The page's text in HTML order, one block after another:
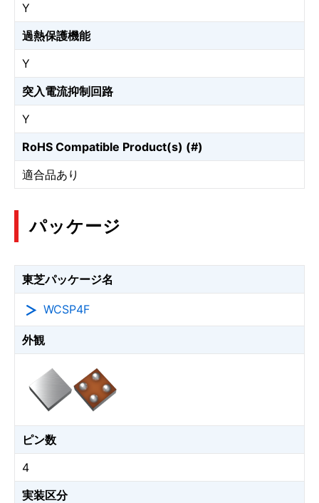
Y
過熱保護機能
Y
突入電流抑制回路
Y
RoHS Compatible Product(s) (#)
適合品あり
パッケージ
東芝パッケージ名
WCSP4F
外観
ピン数
4
実装区分